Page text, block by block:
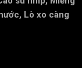
, Lò xo càng